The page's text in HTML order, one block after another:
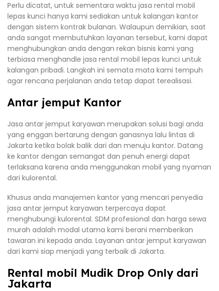
Perlu dicatat, untuk sementara waktu jasa rental mobil
lepas kunci hanya kami sediakan untuk kalangan kantor
dengan sistem kontrak bulanan. Walaupun demikian, saat
anda sangat membutuhkan layanan tersebut, kami dapat
menghubungkan anda dengan rekan bisnis kami yang
terbiasa menghandle jasa rental mobil lepas kunci untuk
kalangan pribadi. Langkah ini semata mata kami tempuh
agar rencana perjalanan anda tetap dapat terealisasi.
Antar jemput Kantor
Jasa antar jemput karyawan merupakan solusi bagi anda
yang enggan bertarung dengan ganasnya lalu lintas di
Jakarta ketika bolak balik dari dan menuju kantor. Datang
ke kantor dengan semangat dan penuh energi dapat
terlaksana karena anda menggunakan mobil yang nyaman
dari kulorental.
Khusus anda manajemen kantor yang mencari penyedia
jasa antar jemput karyawan terpercaya dapat
menghubungi kulorental. SDM profesional dan harga sewa
murah adalah modal utama kami berani memberikan
tawaran ini kepada anda. Layanan antar jemput karyawan
dari kami siap menjadi yang terbaik di Jakarta.
Rental mobil Mudik Drop Only dari
Jakarta